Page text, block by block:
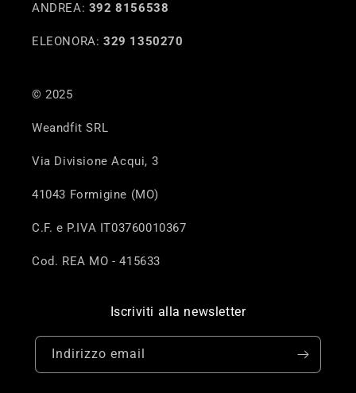
ANDREA: 392 8156538
ELEONORA: 329 1350270
© 2025
Weandfit SRL
Via Divisione Acqui, 3
41043 Formigine (MO)
C.F. e P.IVA IT03760010367
Cod. REA MO - 415633
Iscriviti alla newsletter
Indirizzo email